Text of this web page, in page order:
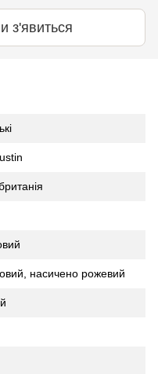
з'явиться
насичено рожевий